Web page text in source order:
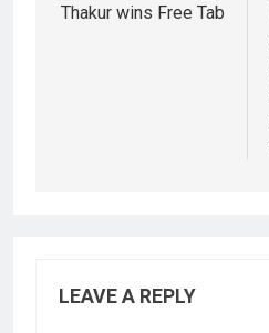
navigation
Thakur wins Free Tab
LEAVE A REPLY